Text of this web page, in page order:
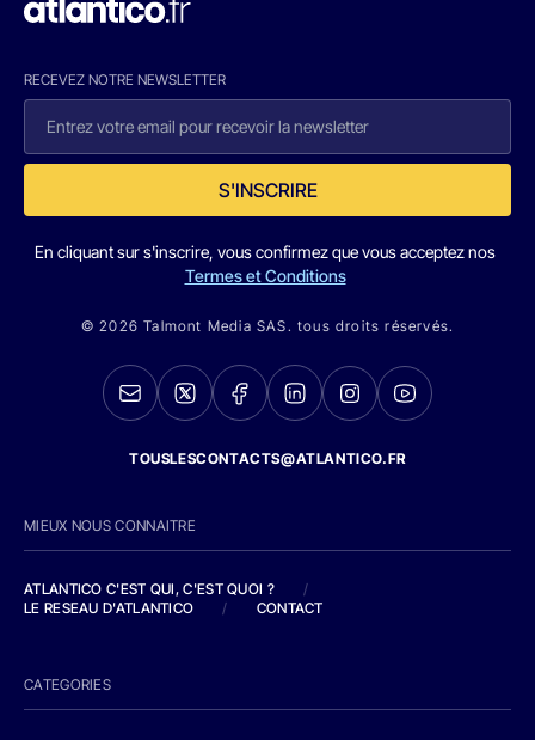
RECEVEZ NOTRE NEWSLETTER
S'INSCRIRE
En cliquant sur s'inscrire, vous confirmez que vous acceptez nos
Termes et Conditions
© 2026 Talmont Media SAS. tous droits réservés.
TOUSLESCONTACTS@ATLANTICO.FR
MIEUX NOUS CONNAITRE
ATLANTICO C'EST QUI, C'EST QUOI ?
/
LE RESEAU D'ATLANTICO
/ CONTACT
CATEGORIES